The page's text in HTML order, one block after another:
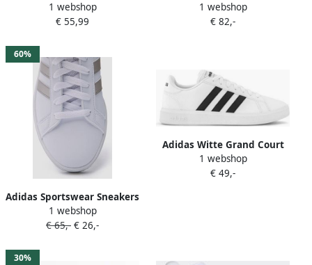
Court Alpha Sneakers White
Heren
1 webshop
€ 55,99
Base 2.0 Dames Sneakers
1 webshop
€ 82,-
60%
Adidas Sportswear Sneakers
GRAND COURT TD
LIFESTYLE COURT CASUAL
1 webshop
€ 65,- € 26,-
Adidas Witte Grand Court
Base 2.0 Dames Sneakers
1 webshop
€ 49,-
30%